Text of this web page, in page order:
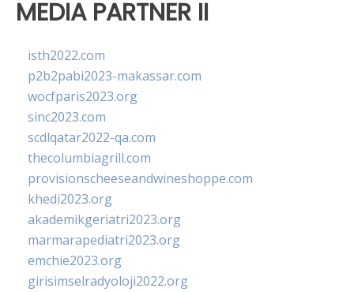
MEDIA PARTNER II
isth2022.com
p2b2pabi2023-makassar.com
wocfparis2023.org
sinc2023.com
scdlqatar2022-qa.com
thecolumbiagrill.com
provisionscheeseandwineshoppe.com
khedi2023.org
akademikgeriatri2023.org
marmarapediatri2023.org
emchie2023.org
girisimselradyoloji2022.org